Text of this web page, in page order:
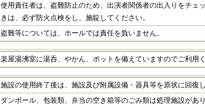
使用責任者は、盗難防止のため、出演者関係者の出入りをチェ
きは、必ず防火点検をし、施錠してください。
盗難等については、ホールでは責任を負いません。
楽屋湯沸室に湯呑、やかん、ポットを備えていますのでご利用く
施設の使用終了後は、施設及び附属設備・器具等を原状に回復
ダンボール、包装類、弁当の空き箱等のごみ類は処理施設があ